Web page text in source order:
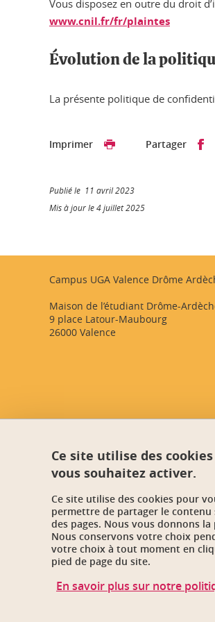
Vous disposez en outre du droit
www.cnil.fr/fr/plaintes
Évolution de la
La présente politique de
Imprimer Partager
Publié le 11 avril 2023
Mis à jour le 4 juillet 2025
Campus UGA Valence Drôme
Maison de l’étudiant Drôme-
9 place Latour-Maubourg
26000 Valence
Ce site utilise des
vous souhaitez activer.
Ce site utilise des cookies pour
permettre de partager le contenu
des pages. Nous vous donnons
Nous conservons votre choix
votre choix à tout moment en
pied de page du site.
En savoir plus sur notre